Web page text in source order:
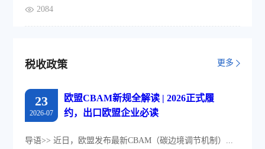
2084
税收政策 更多
23
2026-07
欧盟CBAM新规全解读 | 2026正式履
约，出口欧盟企业必读
导语>> 近日，欧盟发布最新CBAM（碳边境调节机制）...